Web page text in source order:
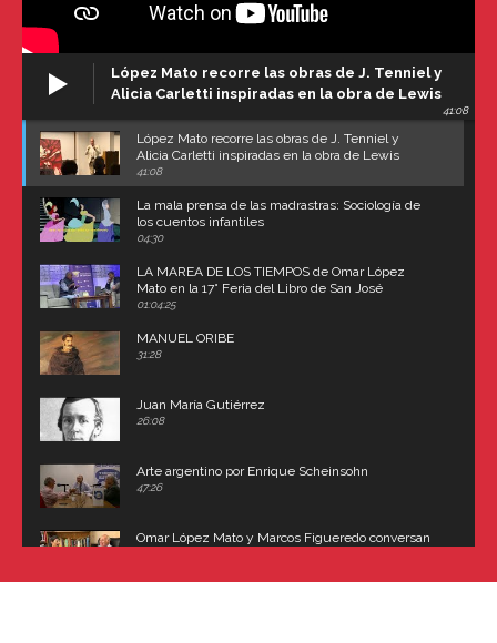
López Mato recorre las obras de J. Tenniel y
Alicia Carletti inspiradas en la obra de Lewis
41:08
López Mato recorre las obras de J. Tenniel y
Alicia Carletti inspiradas en la obra de Lewis
Carroll
41:08
La mala prensa de las madrastras: Sociología de
los cuentos infantiles
04:30
LA MAREA DE LOS TIEMPOS de Omar López
Mato en la 17° Feria del Libro de San José
(Uruguay)
01:04:25
MANUEL ORIBE
31:28
Juan María Gutiérrez
26:08
Arte argentino por Enrique Scheinsohn
47:26
Omar López Mato y Marcos Figueredo conversan